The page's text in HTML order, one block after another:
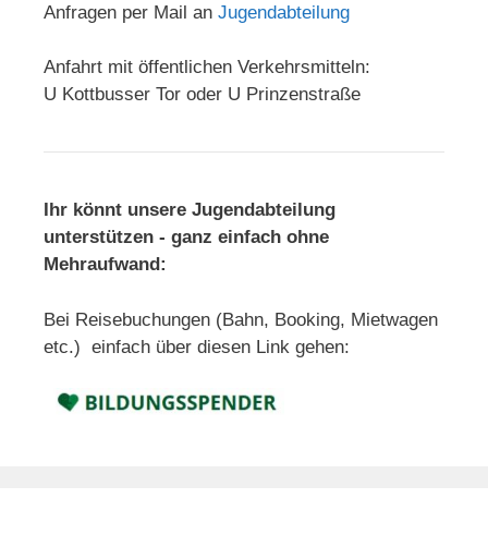
Anfragen per Mail an Jugendabteilung
Anfahrt mit öffentlichen Verkehrsmitteln:
U Kottbusser Tor oder U Prinzenstraße
Ihr könnt unsere Jugendabteilung
unterstützen - ganz einfach ohne
Mehraufwand:
Bei Reisebuchungen (Bahn, Booking, Mietwagen
etc.) einfach über diesen Link gehen: